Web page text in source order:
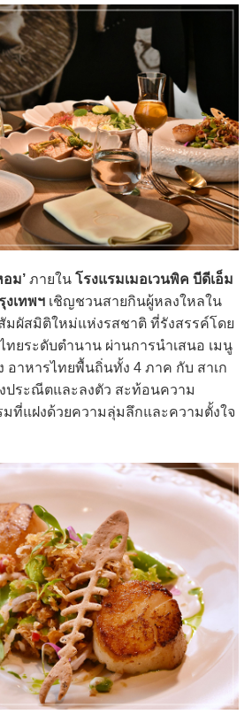
ม’ ภายใน โรงแรมเมอเวนพิค บีดีเอ็ม
งเทพฯ เชิญชวนสายกินผู้หลงใหลใน
ผัสมิติใหม่แห่งรสชาติ ที่รังสรรค์โดย
ทยระดับตำนาน ผ่านการนำเสนอ เมนู
อาหารไทยพื้นถิ่นทั้ง 4 ภาค กับ สาเก
ระณีตและลงตัว สะท้อนความ
ที่แฝงด้วยความลุ่มลึกและความตั้งใจ